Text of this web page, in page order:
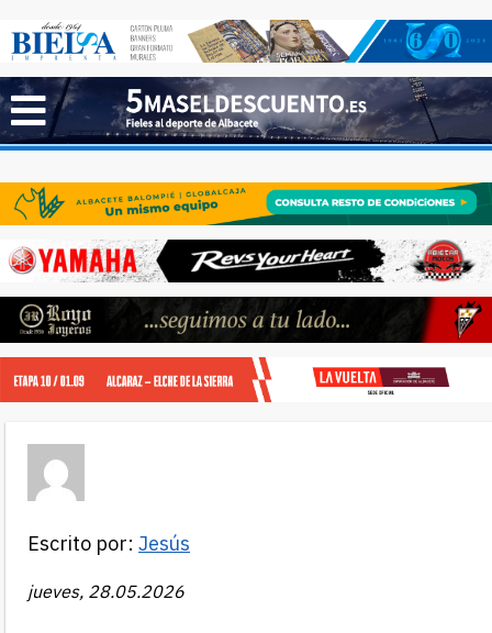
Escrito por: Jesús
jueves, 28.05.2026